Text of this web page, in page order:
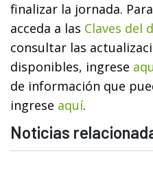
finalizar la jornada.
acceda a las Claves del
consultar las
disponibles, ingrese
de información que
ingrese aquí.
Noticias